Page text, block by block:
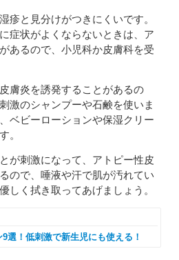
疹と見分けがつきにくいです。
症状がよくならないときは、ア
あるので、小児科か皮膚科を受
膚炎を誘発することがあるの
激のシャンプーや石鹸を使いま
ベビーローションや保湿クリー
。
が刺激になって、アトピー性皮
ので、唾液や汗で肌が汚れてい
しく拭き取ってあげましょう。
選！低刺激で新生児にも使える！